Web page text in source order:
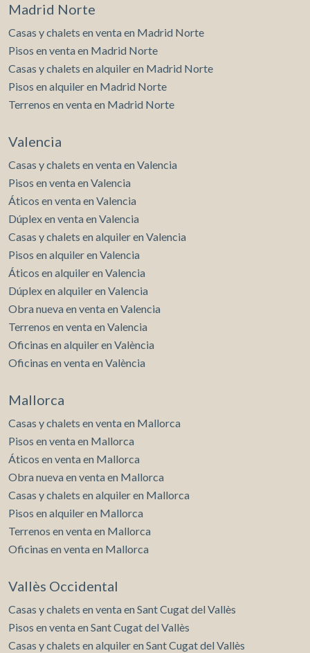
Madrid Norte
Casas y chalets en venta en Madrid Norte
Pisos en venta en Madrid Norte
Casas y chalets en alquiler en Madrid Norte
Pisos en alquiler en Madrid Norte
Terrenos en venta en Madrid Norte
Valencia
Casas y chalets en venta en Valencia
Pisos en venta en Valencia
Áticos en venta en Valencia
Dúplex en venta en Valencia
Casas y chalets en alquiler en Valencia
Pisos en alquiler en Valencia
Áticos en alquiler en Valencia
Dúplex en alquiler en Valencia
Obra nueva en venta en Valencia
Terrenos en venta en Valencia
Oficinas en alquiler en València
Oficinas en venta en València
Mallorca
Casas y chalets en venta en Mallorca
Pisos en venta en Mallorca
Áticos en venta en Mallorca
Obra nueva en venta en Mallorca
Casas y chalets en alquiler en Mallorca
Pisos en alquiler en Mallorca
Terrenos en venta en Mallorca
Oficinas en venta en Mallorca
Vallès Occidental
Casas y chalets en venta en Sant Cugat del Vallès
Pisos en venta en Sant Cugat del Vallès
Casas y chalets en alquiler en Sant Cugat del Vallès